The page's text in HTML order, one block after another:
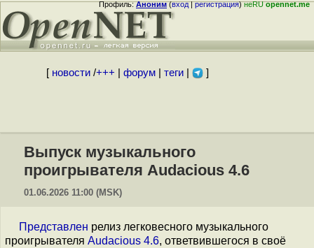
Профиль:Аноним(вход|регистрация)неRUopennet.me
[ новости/+++ форум| теги| ]
Выпуск музыкального
проигрывателя Audacious 4.6
01.06.2026 11:00 (MSK)
Представлен релиз легковесного музыкального
проигрывателя Audacious 4.6, ответвившегося в своё